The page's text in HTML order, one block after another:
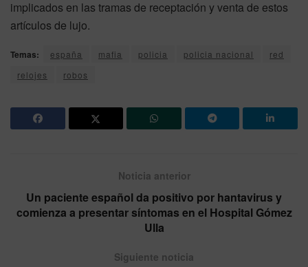
implicados en las tramas de receptación y venta de estos
artículos de lujo.
Temas: españa mafia policia policia nacional
red
relojes
robos
Noticia anterior
Un paciente español da positivo por hantavirus y
comienza a presentar síntomas en el Hospital Gómez
Ulla
Siguiente noticia